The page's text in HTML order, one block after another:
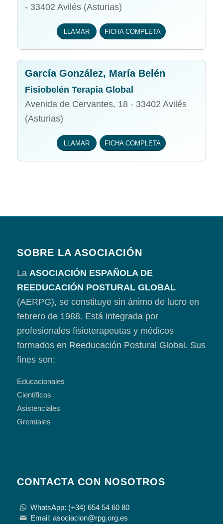
- 33402 Avilés (Asturias)
LLAMAR FICHA COMPLETA
García González, María Belén
Fisiobelén Terapia Global
Avenida de Cervantes, 18 - 33402 Avilés
(Asturias)
LLAMAR FICHA COMPLETA
SOBRE LA ASOCIACIÓN
La ASOCIACIÓN ESPAÑOLA DE
REEDUCACIÓN POSTURAL GLOBAL
(AERPG), se constituye sin ánimo de lucro en
febrero de 1988. Está integrada por
profesionales fisioterapeutas y médicos
formados en Reeducación Postural Global. Sus
fines son:
Educacionales
Científicos
Asistenciales
Gremiales
CONTACTA CON NOSOTROS
WhatsApp: (+34) 654 54 60 80
Email: asociacion@rpg.org.es